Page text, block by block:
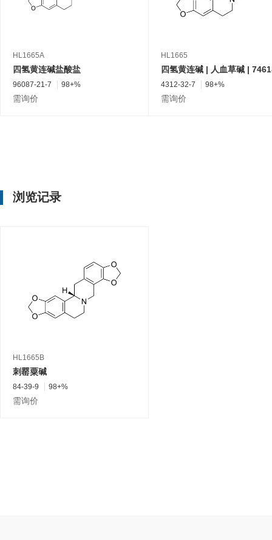
HL1665A
四氢黄连碱盐酸盐
96087-21-7 98+%
需询价
HL1665
4312-32-7 98+%
需询价
浏览记录
HL1665B
刺罂粟碱
84-39-9 98+%
需询价